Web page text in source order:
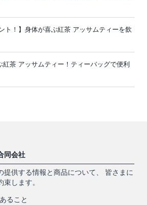
ト！】身体が喜ぶ紅茶 アッサムティーを飲
紅茶 アッサムティー！ティーバッグで便利
同会社
提供する情報と商品について、 皆さまに
します。
ること